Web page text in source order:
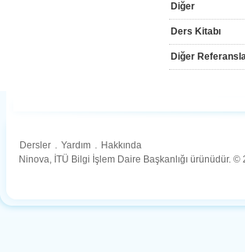
Diğer
Ders Kitabı
Diğer
Dersler . Yardım . Hakkında
Ninova, İTÜ Bilgi İşlem Daire Başkanlığı ürünüdür. ©